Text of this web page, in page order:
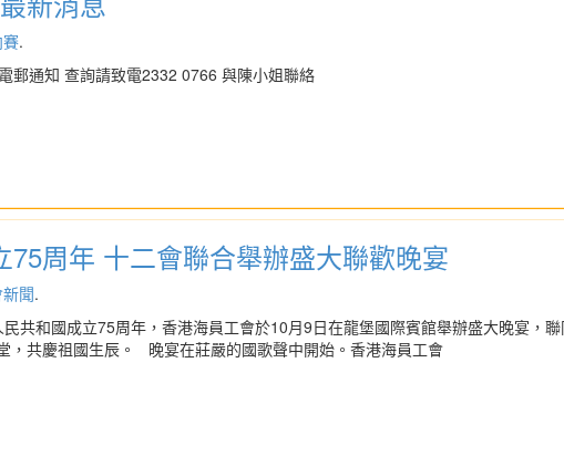
.
郵通知 查詢請致電2332 0766 與陳小姐聯絡
周年 十二會聯合舉辦盛大聯歡晚宴
聞.
共和國成立75周年，香港海員工會於10月9日在龍堡國際賓館舉辦盛大晚宴，
，共慶祖國生辰。 晚宴在莊嚴的國歌聲中開始。香港海員工會